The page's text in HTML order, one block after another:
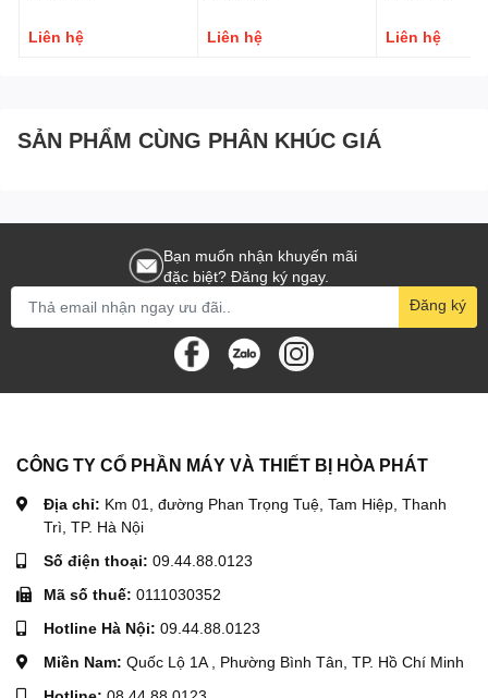
Liên hệ Liên hệ Liên hệ
SẢN PHẨM CÙNG PHÂN KHÚC GIÁ
Bạn muốn nhận khuyến mãi
đặc biệt? Đăng ký ngay.
Đăng ký
CÔNG TY CỔ PHẦN MÁY VÀ THIẾT BỊ HÒA PHÁT
Địa chỉ: Km 01, đường Phan Trọng Tuệ, Tam Hiệp, Thanh
Trì, TP. Hà Nội
Số điện thoại: 09.44.88.0123
Mã số thuế: 0111030352
Hotline Hà Nội: 09.44.88.0123
Miền Nam: Quốc Lộ 1A , Phường Bình Tân, TP. Hồ Chí Minh